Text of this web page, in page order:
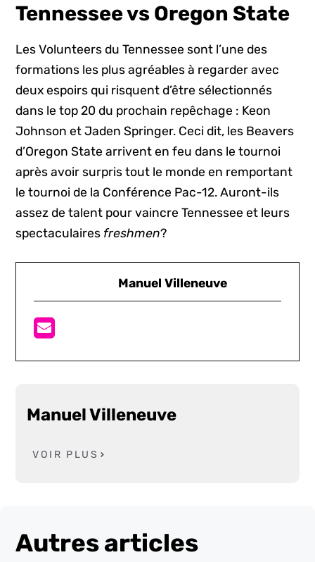
Tennessee vs Oregon State
Les Volunteers du Tennessee sont l’une des
formations les plus agréables à regarder avec
deux espoirs qui risquent d’être sélectionnés
dans le top 20 du prochain repêchage : Keon
Johnson et Jaden Springer. Ceci dit, les Beavers
d’Oregon State arrivent en feu dans le tournoi
après avoir surpris tout le monde en remportant
le tournoi de la Conférence Pac-12. Auront-ils
assez de talent pour vaincre Tennessee et leurs
spectaculaires freshmen?
Manuel Villeneuve
Manuel Villeneuve
VOIR PLUS
Autres articles